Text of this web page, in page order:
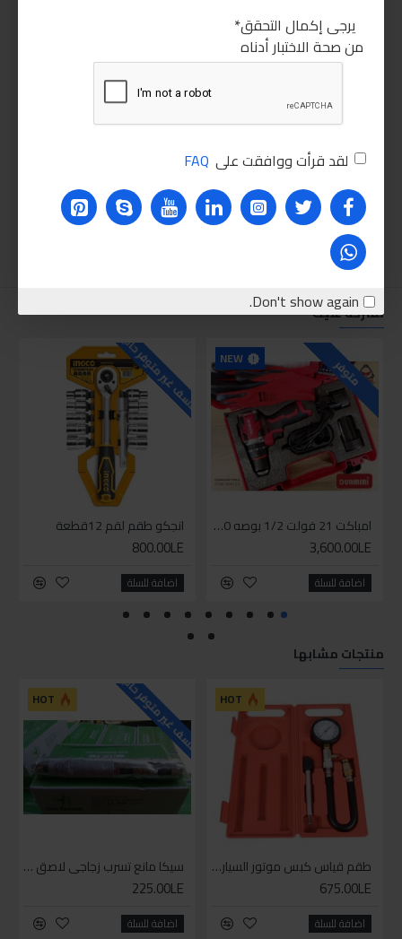
يرجى إكمال التحقق
من صحة الاختبار أدناه
لقد قرأت ووافقت على FAQ
Don't show again.
نقترحه عليك
NEW متوفر
امباكت 21 فولت 1/2 بوصه 550 نيوتن من دورميري
3,600.00LE
اضافة للسلة
للاسف غير متوفر حاليا
انجكو طقم لقم 12قطعة
800.00LE
اضافة للسلة
منتجات مشابها
HOT
طقم قياس كبس موتور السياره 3 ق
675.00LE
اضافة للسلة
HOT للاسف غير متوفر حاليا
سيكا مانع تسرب زجاجي لاصق اسود 600 مل
225.00LE
اضافة للسلة